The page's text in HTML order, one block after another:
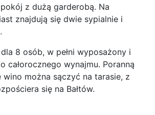
z dużą garderobą. Na
znajdują się dwie sypialnie i
8 osób, w pełni wyposażony i
całorocznego wynajmu. Poranną
można sączyć na tarasie, z
się na Bałtów.